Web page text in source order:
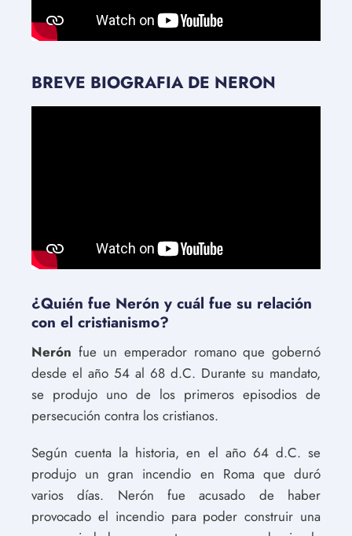
BREVE BIOGRAFIA DE NERON
¿Quién fue Nerón y cuál fue su relación
con el cristianismo?
Nerón fue un emperador romano que gobernó
desde el año 54 al 68 d.C. Durante su mandato,
se produjo uno de los primeros episodios de
persecución contra los cristianos.
Según cuenta la historia, en el año 64 d.C. se
produjo un gran incendio en Roma que duró
varios días. Nerón fue acusado de haber
provocado el incendio para poder construir una